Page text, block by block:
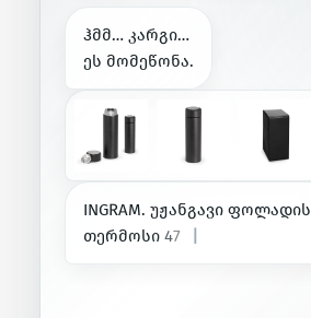
ჰმმ… კარგი…
ეს მომეწონა.
INGRAM. უჟანგავი ფოლადის
თერმოსი 47